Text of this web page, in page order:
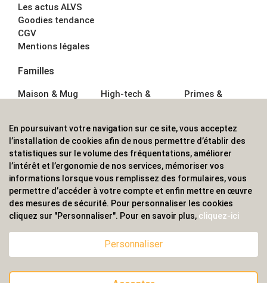
Les actus ALVS
Goodies tendance
CGV
Mentions légales
Familles
Maison & Mug
Écriture
Bagagerie sacs
High-tech &
Sport &
Outdoor
Enfant
Primes &
Boisson
Textile &
Casquette
Accessoires de
ALVS, fournisseur d'objets publicitaires, pour les
professionnels. Une implantation nationale, une
couverture internationale.
En poursuivant votre navigation sur ce site, vous acceptez
l’installation de cookies afin de nous permettre d’établir des
statistiques sur le volume des fréquentations, améliorer
l’intérêt et l’ergonomie de nos services, mémoriser vos
informations lorsque vous remplissez des formulaires, vous
permettre d’accéder à votre compte et enfin mettre en œuvre
des mesures de sécurité. Pour personnaliser les cookies
cliquez sur "Personnaliser". Pour en savoir plus, cliquez-ici
Personnaliser